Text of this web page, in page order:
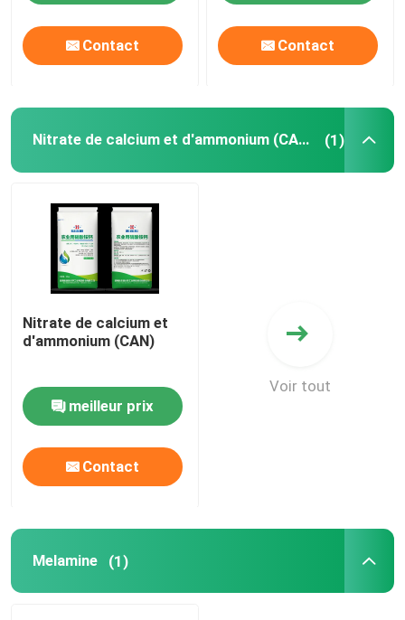
Contact Contact
Nitrate de calcium et d'ammonium (CAN) (1)
Nitrate de calcium et
d'ammonium (CAN)
meilleur prix
Contact
Voir tout
Melamine (1)